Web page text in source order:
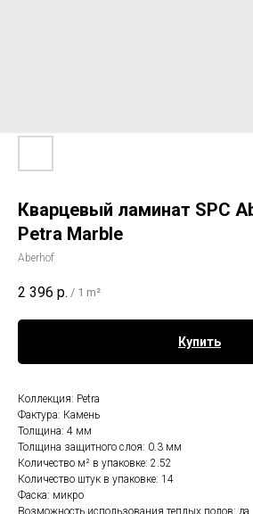
Кварцевый ламинат SPC
Petra Marble
Aberhof
2 396 р. / 1 m²
Купить
Коллекция: Petra
Фактура: Камень
Толщина: 4 мм
Толщина защитного слоя: 0.3 мм
Количество м² в упаковке: 2.52
Количество штук в упаковке: 14
Фаска: микро